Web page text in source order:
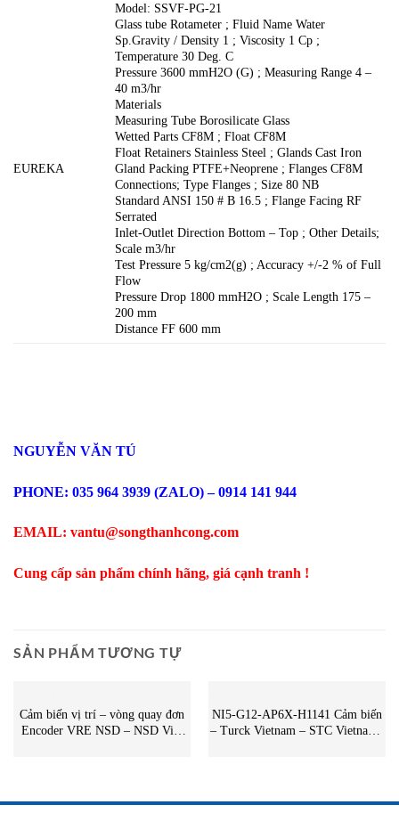
EUREKA
Model: SSVF-PG-21
Glass tube Rotameter ; Fluid Name Water
Sp.Gravity / Density 1 ; Viscosity 1 Cp ;
Temperature 30 Deg. C
Pressure 3600 mmH2O (G) ; Measuring Range 4 –
40 m3/hr
Materials
Measuring Tube Borosilicate Glass
Wetted Parts CF8M ; Float CF8M
Float Retainers Stainless Steel ; Glands Cast Iron
Gland Packing PTFE+Neoprene ; Flanges CF8M
Connections; Type Flanges ; Size 80 NB
Standard ANSI 150 # B 16.5 ; Flange Facing RF
Serrated
Inlet-Outlet Direction Bottom – Top ; Other Details;
Scale m3/hr
Test Pressure 5 kg/cm2(g) ; Accuracy +/-2 % of Full
Flow
Pressure Drop 1800 mmH2O ; Scale Length 175 –
200 mm
Distance FF 600 mm
NGUYỄN VĂN TÚ
PHONE: 035 964 3939 (ZALO) – 0914 141 944
EMAIL: vantu@songthanhcong.com
Cung cấp sản phẩm chính hãng, giá cạnh tranh !
SẢN PHẨM TƯƠNG TỰ
Cảm biến vị trí – vòng quay đơn
Encoder VRE NSD – NSD Việt
NI5-G12-AP6X-H1141 Cảm biến
– Turck Vietnam – STC Vietnam |